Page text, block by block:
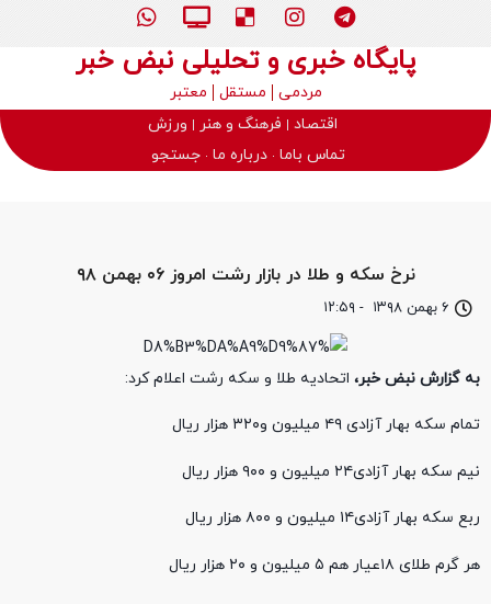
پایگاه خبری و تحلیلی نبض خبر
مردمی مستقل
معتبر
اقتصاد
فرهنگ و هنر
ورزش
تماس باما درباره ما جستجو
۶ بهمن ۱۳۹۸ - ۱۲:۵۹
نرخ سکه و طلا در بازار رشت امروز ۰۶ بهمن ۹۸
به گزارش نبض خبر، اتحادیه طلا و سکه رشت اعلام کرد:
تمام سکه بهار آزادی ۴۹ میلیون و۳۲۰ هزار ریال
نیم سکه بهار آزادی۲۴ میلیون و ۹۰۰ هزار ریال
ربع سکه بهار آزادی۱۴ میلیون و ۸۰۰ هزار ریال
هر گرم طلای ۱۸عیار هم ۵ میلیون و ۲۰ هزار ریال